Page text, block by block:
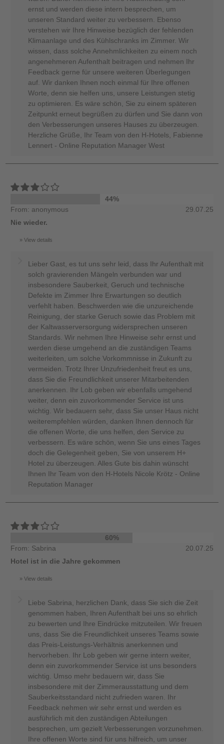
ernst und werden diese intern besprechen, um
unseren Standard weiter zu verbessern. Ebenso
verstehen wir Ihre Hinweise bezüglich der fehlenden
Klimaanlage und des Kühlschranks im Zimmer. Wir
wissen, dass solche Annehmlichkeiten zu einem noch
angenehmeren Aufenthalt beitragen und nehmen Ihr
Feedback gerne für unsere weiteren Überlegungen
auf. Wir danken Ihnen noch einmal für Ihre offenen
Worte, denn sie helfen uns, unsere Leistungen stetig
zu optimieren. Es wäre schön, Sie zu einem späteren
Zeitpunkt erneut begrüßen zu dürfen und Sie dann von
den Verbesserungen unseres Hauses zu überzeugen.
Herzliche Grüße, Ihr Team von den H-Hotels, Fabienne
Lennert - Online Reputation Manager West
44%
From: anonymous
29.07.25
Nie wieder.
View details
Lieber Gast, es tut uns sehr leid, dass Ihr Aufenthalt mit
solch gravierenden Mängeln verbunden war und
insbesondere Sauberkeit, Geruch und technische
Defekte im Zimmer Ihre Erwartungen so deutlich
verfehlt haben. Beschwerden wie die unzureichende
Reinigung, der starke Geruch sowie das Problem mit
der Kaltwasserversorgung widersprechen unseren
Standards. Wir nehmen Ihre Hinweise sehr ernst und
werden diese umgehend an die zuständigen Teams
weiterleiten, um solche Vorkommnisse in Zukunft zu
vermeiden. Trotz Ihrer Unzufriedenheit freut es uns,
dass Sie die Freundlichkeit unserer Mitarbeitenden
anerkennen. Ihr Lob geben wir ebenfalls umgehend
weiter, denn ein zuvorkommender Service ist uns
wichtig. Wir bedauern sehr, dass Sie unser Haus nicht
weiterempfehlen würden, danken Ihnen dennoch für
die offenen Worte, die uns helfen, den Service zu
verbessern. Es wäre schön, wenn Sie uns eines Tages
doch die Gelegenheit geben, Sie von unserem H+
Hotel zu überzeugen. Alles Gute bis dahin wünscht
Ihnen Ihr Team von den H-Hotels Nicole Krötz - Online
Reputation Manager
60%
From: Sabrina
20.07.25
Hotel ist in die Jahre gekommen
View details
Liebe Sabrina, herzlichen Dank, dass Sie sich die Zeit
genommen haben, Ihren Aufenthalt bei uns so ehrlich
zu bewerten und Ihre Eindrücke mitzuteilen. Wir freuen
uns, dass Sie die Freundlichkeit unseres Teams sowie
das Preis-Leistungs-Verhältnis anerkennen und
hervorheben. Ihr Lob geben wir gerne intern weiter,
denn ein zuvorkommender Service ist uns besonders
wichtig. Umso mehr bedauern wir, dass Sie
insbesondere mit der Zimmerausstattung und dem
Sauberkeitsstandard nicht zufrieden waren. Ihr
Feedback nehmen wir sehr ernst und werden es
ausführlich mit den zuständigen Abteilungen
besprechen, um gezielt Verbesserungen vorzunehmen.
Ihre offenen Worte sind für uns hilfreich, um unser